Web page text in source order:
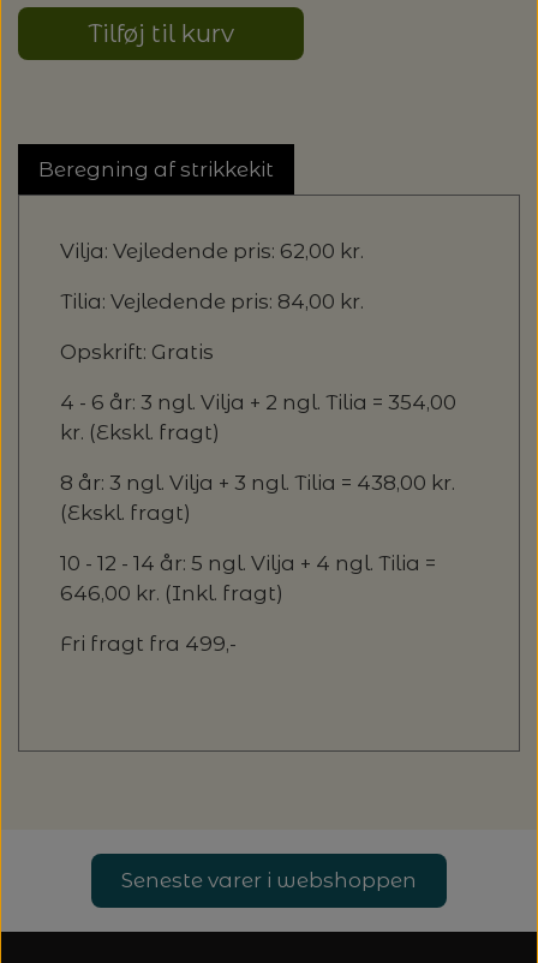
Tilføj til kurv
Beregning af strikkekit
Vilja: Vejledende pris: 62,00 kr.
Tilia: Vejledende pris: 84,00 kr.
Opskrift: Gratis
4 - 6 år: 3 ngl. Vilja + 2 ngl. Tilia = 354,00
kr. (Ekskl. fragt)
8 år: 3 ngl. Vilja + 3 ngl. Tilia = 438,00 kr.
(Ekskl. fragt)
10 - 12 - 14 år: 5 ngl. Vilja + 4 ngl. Tilia =
646,00 kr. (Inkl. fragt)
Fri fragt fra 499,-
Seneste varer i webshoppen